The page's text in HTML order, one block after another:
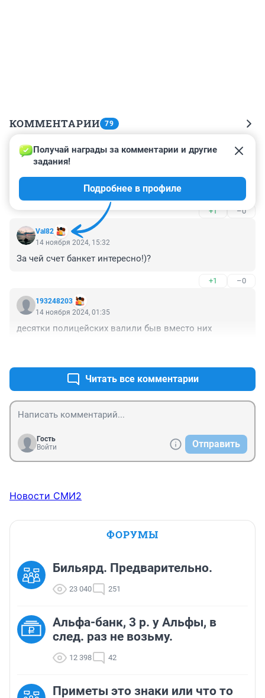
КОММЕНТАРИИ 79
Гость
14 ноября 2024, 16:11
Как уголовников ловят, а они за правдой пошли,
думали может помогут,
+1 –0
Val82
Получай награды за комментарии и другие
задания!
Подробнее в профиле
14 ноября 2024, 15:32
За чей счет банкет интересно!)?
+1 –0
193248203
14 ноября 2024, 01:35
десятки полицейских валили быв вместо них
Читать все комментарии
Гость
Войти
Отправить
Новости СМИ2
ФОРУМЫ
Бильярд. Предварительно.
23 040 251
Альфа-банк, 3 р. у Альфы, в
след. раз не возьму.
12 398 42
Приметы это знаки или что то